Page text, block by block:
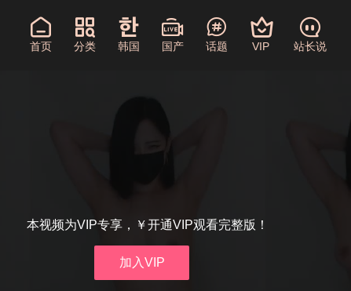
首页 分类 韩国 国产 话题 VIP 站长说
本视频为VIP专享，￥开通VIP观看完整版！
加入VIP